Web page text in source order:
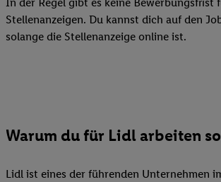
Stellenanzeigen. Du kannst dich auf den
solange die Stellenanzeige online ist.
Warum du für Lidl arbeiten
Lidl ist eines der führenden Unternehmen